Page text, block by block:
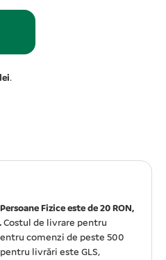
.
Fizice este de 20 RON,
Costul de livrare pentru
comenzi de peste 500
livrări este GLS,